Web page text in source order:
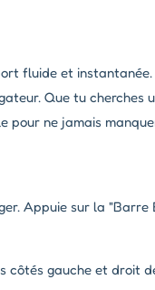
fluide et
Que tu cherches
pour ne jamais
Appuie sur la
côtés gauche et droit